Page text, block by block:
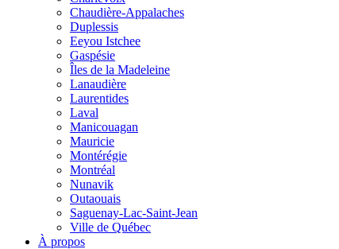
Chaudière-Appalaches
Duplessis
Eeyou Istchee
Gaspésie
Îles de la Madeleine
Lanaudière
Laurentides
Laval
Manicouagan
Mauricie
Montérégie
Montréal
Nunavik
Outaouais
Saguenay-Lac-Saint-Jean
Ville de Québec
À propos